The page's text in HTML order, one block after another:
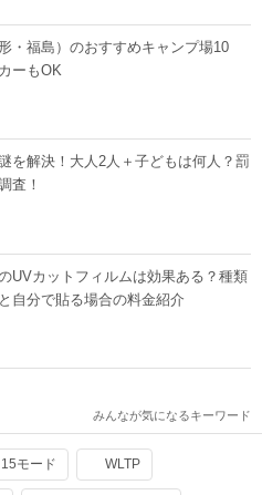
・福島）のおすすめキャンプ場10
ーもOK
を解決！大人2人＋子どもは何人？罰
査！
UVカットフィルムは効果ある？種類
自分で貼る場合の料金紹介
みんなが気になるキーワード
モード WLTP